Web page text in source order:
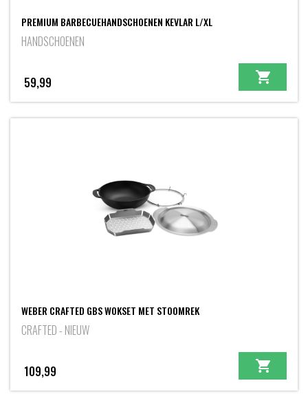
PREMIUM BARBECUEHANDSCHOENEN KEVLAR L/XL
HANDSCHOENEN
59,99
WEBER CRAFTED GBS WOKSET MET STOOMREK
CRAFTED - NIEUW
109,99